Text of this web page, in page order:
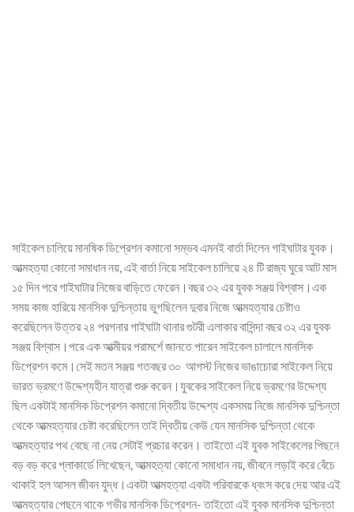
সাইকেল চালিয়ে মানষিক ডিপ্রেশন কমানো সম্ভব এমনই বার্তা দিলেন গাইঘাটার যুবক।
আত্মহত্যা কোনো সমাধান নয়, এই বার্তা নিয়ে সাইকেল চালিয়ে ২৪ টি রাজ্য ঘুরে আট মাস
১৫ দিন পরে গাইঘাটার নিজের বাড়িতে ফেরেন।বছর ৩২ এর যুবক সঞ্জয় বিশ্বাস।এক
সময় কাজ হারিয়ে মানসিক দুশ্চিন্তায় ভুগছিলেন দুবার নিজে আত্মহত্যার চেষ্টাও
করেছিলেন উত্তর ২৪ পরগনার গাইঘাটা থানার গুটরী এলাকার বাসিন্দা বছর ৩২ এর যুবক
সঞ্জয় বিশ্বাস।পরে এক আত্মীয়র পরামর্শে জানতে পারেন সাইকেল চালালে মানসিক
ডিপ্রেশন কমে।সেই মতন সঞ্জয় গতবছর ৩০ আগস্ট নিজের ভাঙাচোরা সাইকেল নিয়ে
ভারত ভ্রমণে উদ্দেশ্যহীন যাত্রা শুরু করেন।যুবকের সাইকেল নিয়ে ভ্রমণের উদ্দেশ্য
ছিল একটাই মানসিক ডিপ্রেশন কমানো দ্বিতীয় উদ্দেশ্য একসময় নিজে মানসিক দুশ্চিন্তা
থেকে আত্মহত্যার চেষ্টা করেছিলেন তাই দ্বিতীয় কেউ যেন মানসিক দুশ্চিন্তা থেকে
আত্মহত্যার পথ বেছে না নেয় সেটাই প্রচার করেন। তাইতো এই যুবক সাইকেলের পিছনে
বড় বড় করে প্লাকার্ডে লিখেছেন, আত্মহত্যা কোনো সমাধান নয়, জীবনে লড়াই করে বেঁচে
থাকাই হল আসল জীবন যুদ্ধ।একটা আত্মহত্যা একটা পরিবারকে ধ্বংস করে দেয় আর এই
আত্মহত্যার পেছনে থাকে গভীর মানসিক ডিপ্রেশন- তাইতো এই যুবক মানসিক দুশ্চিন্তা